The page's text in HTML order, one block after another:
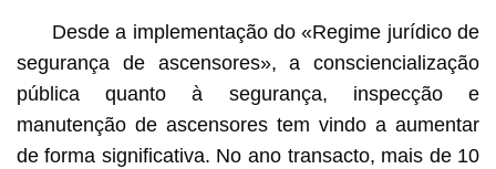
Desde a implementação do «Regime jurídico de
segurança de ascensores», a consciencialização
pública quanto à segurança, inspecção e
manutenção de ascensores tem vindo a aumentar
de forma significativa. No ano transacto, mais de 10